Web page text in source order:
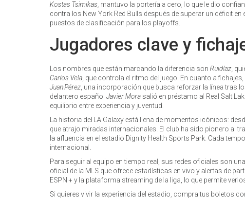
Kostas Tsimikas , mantuvo la portería a cero, lo que le dio
contra los New York Red Bulls después de superar un déficit
puestos de clasificación para los playoffs.
Jugadores clave y
Los nombres que están marcando la diferencia son Ruidíaz ,
Carlos Vela , que controla el ritmo del juego. En cuanto a
Juan Pérez , una incorporación que busca reforzar la línea tras
delantero español Javier Mora salió en préstamo al Real Salt
equilibrio entre experiencia y juventud.
La historia del LA Galaxy está llena de momentos icónicos:
que atrajo miradas internacionales. El club ha sido pionero al
la afluencia en el estadio Dignity Health Sports Park. Cada
internacional.
Para seguir al equipo en tiempo real, sus redes oficiales son
oficial de la MLS que ofrece estadísticas en vivo y alertas de
ESPN + y la plataforma streaming de la liga, lo que permite
Si quieres vivir la experiencia del estadio, compra tus boletos